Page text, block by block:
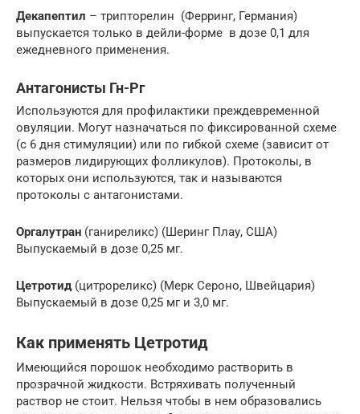
Декапептил – трипторелин (Ферринг, Германия)
выпускается только в дейли-форме в дозе 0,1 для
ежедневного применения.
Антагонисты Гн-Рг
Используются для профилактики преждевременной
овуляции. Могут назначаться по фиксированной схеме
(с 6 дня стимуляции) или по гибкой схеме (зависит от
размеров лидирующих фолликулов). Протоколы, в
которых они используются, так и называются
протоколы с антагонистами.
Оргалутран (ганиреликс) (Шеринг Плау, США)
Выпускаемый в дозе 0,25 мг.
Цетротид(цитрореликс) (Мерк Сероно, Швейцария)
Выпускаемый в дозе 0,25 мг и 3,0 мг.
Как применять Цетротид
Имеющийся порошок необходимо растворить в
прозрачной жидкости. Встряхивать полученный
раствор не стоит. Нельзя чтобы в нем образовались